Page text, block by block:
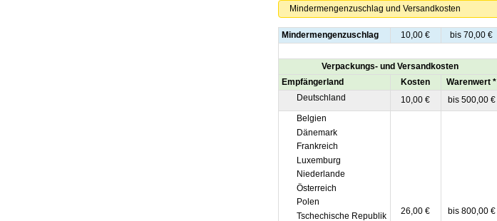
Mindermengenzuschlag und Versandkosten
Mindermengenzuschlag 10,00 € bis 70,00 €
Verpackungs- und Versandkosten
Empfängerland
Kosten
Warenwert *
Deutschland
10,00 € bis 500,00 €
Belgien
Dänemark
Frankreich
Luxemburg
Niederlande
Österreich
Polen
Tschechische Republik
26,00 € bis 800,00 €